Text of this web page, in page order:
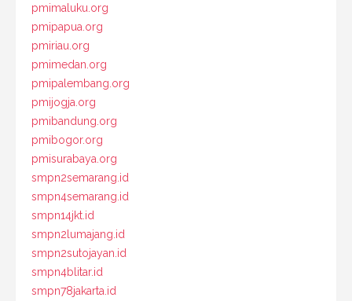
pmimaluku.org
pmipapua.org
pmiriau.org
pmimedan.org
pmipalembang.org
pmijogja.org
pmibandung.org
pmibogor.org
pmisurabaya.org
smpn2semarang.id
smpn4semarang.id
smpn14jkt.id
smpn2lumajang.id
smpn2sutojayan.id
smpn4blitar.id
smpn78jakarta.id